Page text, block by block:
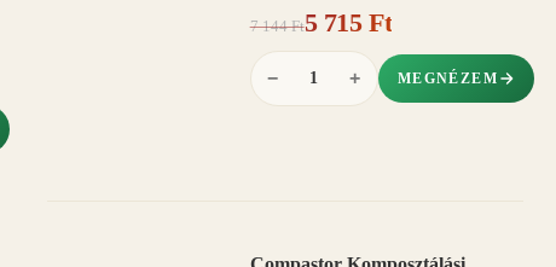
7 144 Ft5 715 Ft
− + MEGNÉZEM